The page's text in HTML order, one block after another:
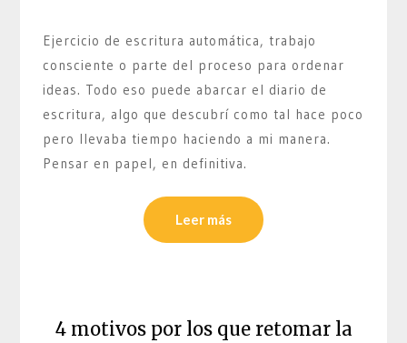
Ejercicio de escritura automática, trabajo
consciente o parte del proceso para ordenar
ideas. Todo eso puede abarcar el diario de
escritura, algo que descubrí como tal hace poco
pero llevaba tiempo haciendo a mi manera.
Pensar en papel, en definitiva.
Leer más
4 motivos por los que retomar la